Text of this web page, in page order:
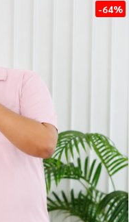
-64%